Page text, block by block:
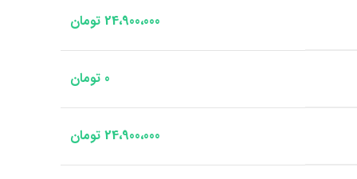
24،900،000 تومان
0 تومان
24،900،000 تومان